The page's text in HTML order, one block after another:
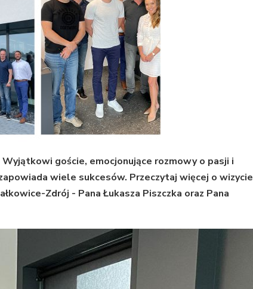
goście, emocjonujące rozmowy o pasji i
wiele sukcesów. Przeczytaj więcej o wizycie
Zdrój - Pana Łukasza Piszczka oraz Pana